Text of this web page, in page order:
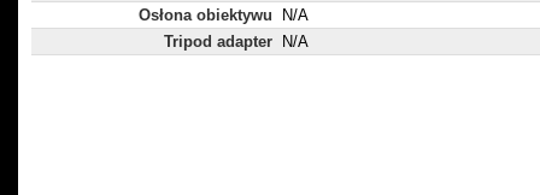
Osłona obiektywu
N/A
Tripod adapter
N/A